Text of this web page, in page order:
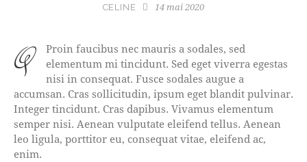
CELINE 14 mai 2020
qProin faucibus nec mauris a sodales, sed
elementum mi tincidunt. Sed eget viverra egestas
nisi in consequat. Fusce sodales augue a
accumsan. Cras sollicitudin, ipsum eget blandit pulvinar.
Integer tincidunt. Cras dapibus. Vivamus elementum
semper nisi. Aenean vulputate eleifend tellus. Aenean
leo ligula, porttitor eu, consequat vitae, eleifend ac,
enim.